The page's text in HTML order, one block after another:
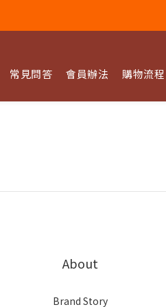
常見問答 會員辦法 購物流程
About
Brand Story